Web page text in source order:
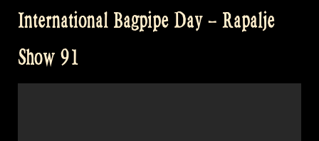
International Bagpipe Day – Rapalje
Show 91